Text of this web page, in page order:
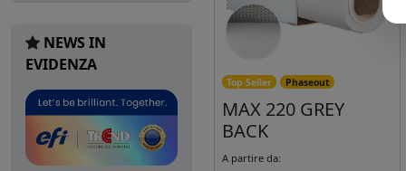
NEWS IN
EVIDENZA
Top Seller Phaseout
MAX 220 GREY
BACK
A partire da: